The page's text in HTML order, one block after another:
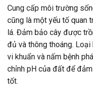
Cung cấp môi trường
cũng là một yếu tố quan
lá. Đảm bảo cây được
đủ và thông thoáng.
vi khuẩn và nấm bệnh
chỉnh pH của đất để
tốt.